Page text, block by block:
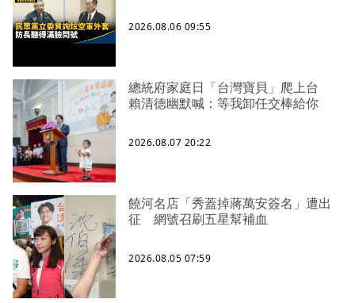
2026.08.06 09:55
總統府家庭日「台灣寶貝」爬上台
賴清德幽默喊：等我卸任交棒給你
2026.08.07 20:22
饒河名店「秀蓋掉蔣萬安簽名」遭出
征 網號召刷五星幫補血
2026.08.05 07:59